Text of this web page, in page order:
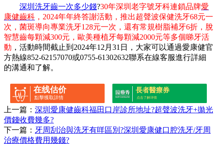
深圳洗牙齒一次多少錢?30年深圳老字號牙科連鎖品牌愛
康健齒科 ，2024年年終答謝活動，推出超聲波保健洗牙68元一
次，菌斑導向專業洗牙128元一次，還有常規樹脂補牙6折，脫
智慧齒每顆減300元，歐美種植牙每顆減2000元等多個睇牙活
動 ，活動時間截止到2024年12月31日，大家可以通過愛康健官
方熱線852-62157070或0755-61302632聯系在線客服進行詳細
的溝通和了解。
在线估价
點擊獲取詳情
長者醫療券
点击了解详情
上一篇： 深圳愛康健齒科福田口岸診所地址?超聲波洗牙+拋光
價錢收費幾多?
下一篇： 牙周刮治與洗牙有咩區別?深圳愛康健口腔洗牙/牙周
治療價格費用幾錢?